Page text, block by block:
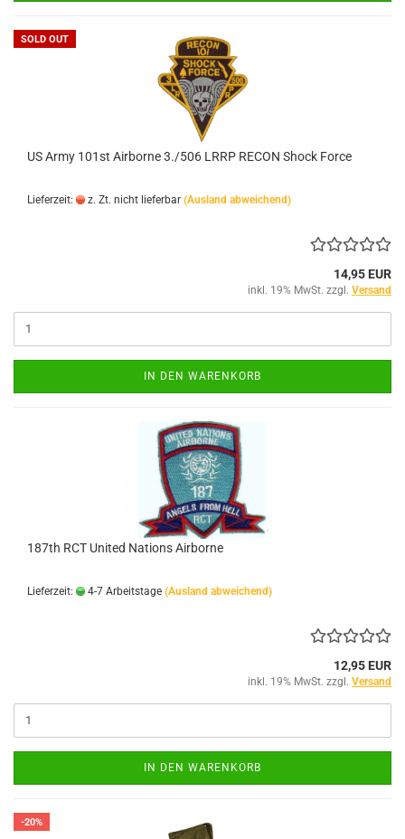
SOLD OUT
US Army 101st Airborne 3./506 LRRP RECON Shock Force
Lieferzeit: z. Zt. nicht lieferbar (Ausland abweichend)
14,95 EUR
inkl. 19% MwSt. zzgl. Versand
IN DEN WARENKORB
187th RCT United Nations Airborne
Lieferzeit: 4-7 Arbeitstage (Ausland abweichend)
12,95 EUR
inkl. 19% MwSt. zzgl. Versand
IN DEN WARENKORB
-20%